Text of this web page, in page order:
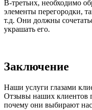
В-третьих, необходимо
элементы перегородки,
т.д. Они должны
украшать его.
Заключение
Наши услуги глазами
Отзывы наших клиентов
почему они выбирают